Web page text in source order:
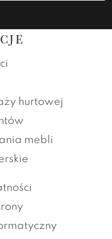
hurtowej
mebli